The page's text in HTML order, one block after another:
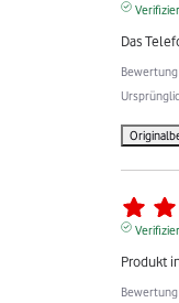
Das
Produkt